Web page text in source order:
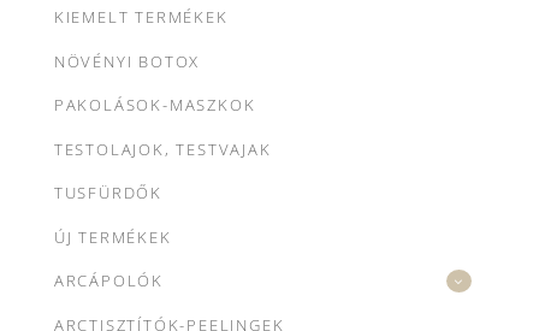
KIEMELT TERMÉKEK
NÖVÉNYI BOTOX
PAKOLÁSOK-MASZKOK
TESTOLAJOK, TESTVAJAK
TUSFÜRDŐK
ÚJ TERMÉKEK
ARCÁPOLÓK
ARCTISZTÍTÓK-PEELINGEK